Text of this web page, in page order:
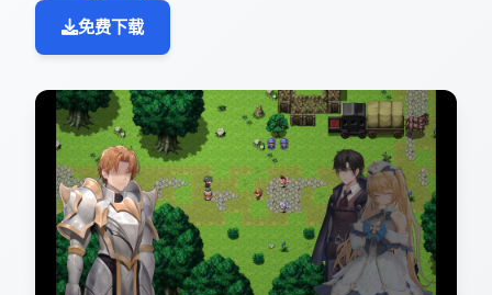
免费下载